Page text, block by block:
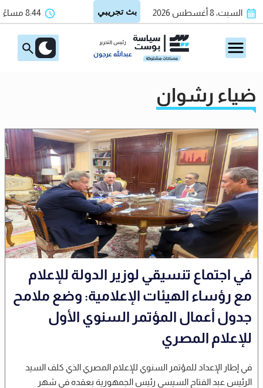
السبت، 8 أغسطس 2026 8:44 مساءً
رئيس التحرير
عبدالله عرجون
ضياء رشوان
في اجتماع تنسيقي لوزير الدولة للإعلام
مع رؤساء الهيئات الإعلامية: وضع ملامح
جدول أعمال المؤتمر السنوي الأول
للإعلام المصري
في إطار الإعداد للمؤتمر السنوي للإعلام المصري الذي كلف السيد
الرئيس عبد الفتاح السيسي رئيس الجمهورية بعقده في شهر